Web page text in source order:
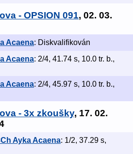
- OPSION 091, 02. 03.
Acaena: Diskvalifikován
Acaena: 2/4, 41.74 s, 10.0 tr. b.,
Acaena: 2/4, 45.97 s, 10.0 tr. b.,
- 3x zkoušky, 17. 02.
Ayka Acaena: 1/2, 37.29 s,